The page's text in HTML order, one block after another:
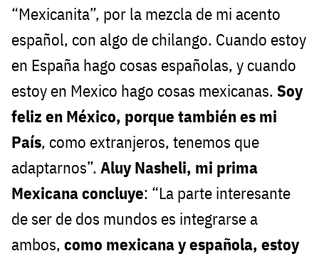
“Mexicanita”, por la mezcla de mi acento
español, con algo de chilango. Cuando estoy
en España hago cosas españolas, y cuando
estoy en Mexico hago cosas mexicanas. Soy
feliz en México, porque también es mi
País, como extranjeros, tenemos que
adaptarnos”. Aluy Nasheli, mi prima
Mexicana concluye: “La parte interesante
de ser de dos mundos es integrarse a
ambos, como mexicana y española, estoy